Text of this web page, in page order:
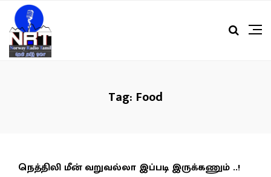
Tag: Food
நெத்திலி மீன் வறுவல்லா இப்படி இருக்கணும் ..!